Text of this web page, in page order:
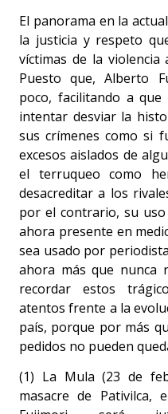
El panorama en la
la justicia y respeto
víctimas de la
Puesto que, Alberto
poco, facilitando a
intentar desviar la
sus crímenes como si
excesos aislados de
el terruqueo como
desacreditar a los
por el contrario, su uso
ahora presente en
sea usado por
ahora más que nunca
recordar estos
atentos frente a la
país, porque por más
pedidos no pueden
(1) La Mula (23 de
masacre de